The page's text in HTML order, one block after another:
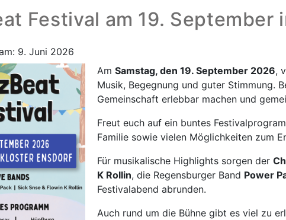
Festival am 19. September
9. Juni 2026
Am Samstag, den 19. September 2026,
Musik, Begegnung und guter Stimmung.
Gemeinschaft erlebbar machen und
Freut euch auf ein buntes
Familie sowie vielen Möglichkeiten zum
Für musikalische Highlights sorgen der
K Rollin, die Regensburger Band Power
Festivalabend abrunden.
Auch rund um die Bühne gibt es viel zu